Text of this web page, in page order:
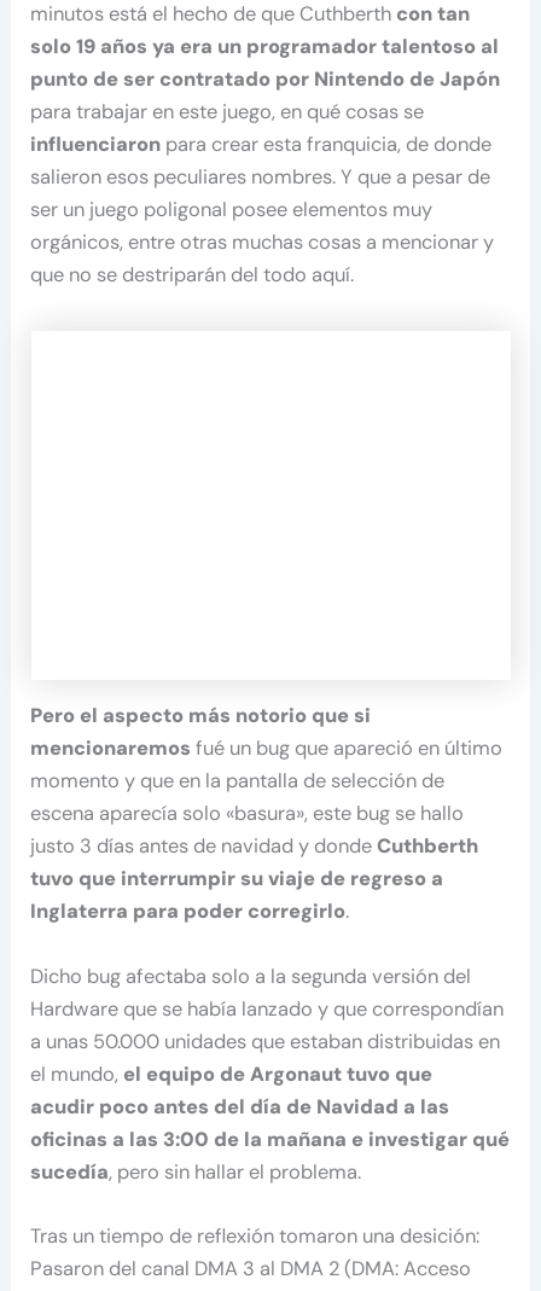
minutos está el hecho de que Cuthberth con tan
solo 19 años ya era un programador talentoso al
punto de ser contratado por Nintendo de Japón
para trabajar en este juego, en qué cosas se
influenciaron para crear esta franquicia, de donde
salieron esos peculiares nombres. Y que a pesar de
ser un juego poligonal posee elementos muy
orgánicos, entre otras muchas cosas a mencionar y
que no se destriparán del todo aquí.
Pero el aspecto más notorio que si
mencionaremos fué un bug que apareció en último
momento y que en la pantalla de selección de
escena aparecía solo «basura», este bug se hallo
justo 3 días antes de navidad y dondeCuthberth
tuvo que interrumpir su viaje de regreso a
Inglaterra para poder corregirlo.
Dicho bug afectaba solo a la segunda versión del
Hardware que se había lanzado y que correspondían
a unas 50.000 unidades que estaban distribuidas en
el mundo, el equipo de Argonaut tuvo que
acudir poco antes del día de Navidad a las
oficinas a las 3:00 de la mañana e investigar qué
sucedía, pero sin hallar el problema.
Tras un tiempo de reflexión tomaron una desición:
Pasaron del canal DMA 3 al DMA 2 (DMA: Acceso